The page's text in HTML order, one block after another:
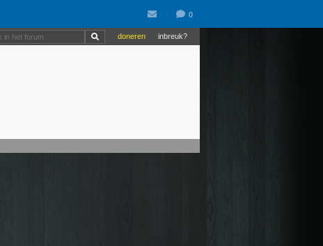
inbreuk?
doneren